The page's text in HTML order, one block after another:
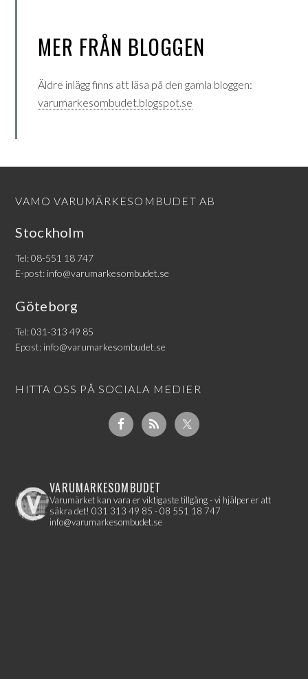
MER FRÅN BLOGGEN
Äldre inlägg finns att läsa på den gamla bloggen:
varumarkesombudet.blogspot.se
VAMO VARUMÄRKESOMBUDET AB
Stockholm
Tel:08-551 18 747
E-post: info@varumarkesombudet.se
Göteborg
Tel:031-313 49 85
Epost: info@varumarkesombudet.se
HITTA OSS PÅ SOCIALA MEDIER
VARUMARKESOMBUDET
Varumärket kan vara er viktigaste tillgång - vi hjälper er att
säkra det!031 313 49 85 - 08 551 18 747
info@varumarkesombudet.se